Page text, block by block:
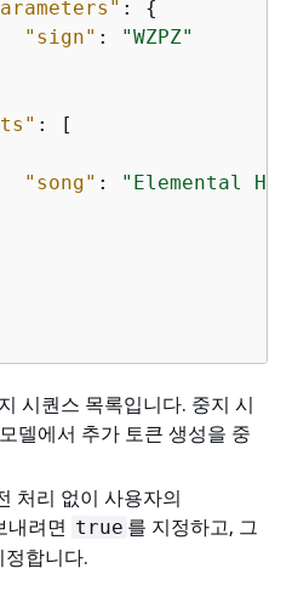
: {
"sign" :
"WZPZ"
: [
"song" :
"Elemental
시퀀스 목록입니다. 중지 시
델에서 추가 토큰 생성을 중
처리 없이 사용자의
내려면 true 를 지정하고, 그
합니다.